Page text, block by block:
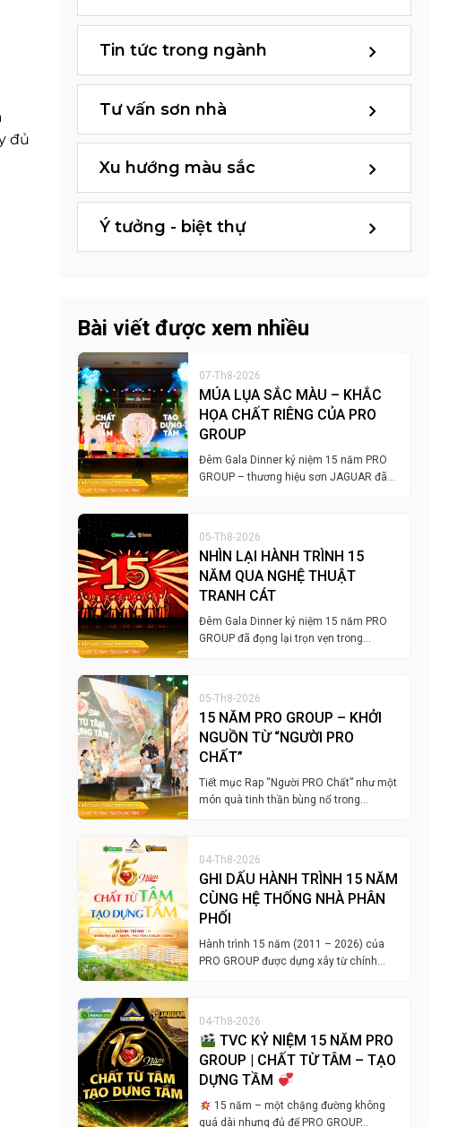
đủ
Tin tức trong ngành
Tư vấn sơn nhà
Xu hướng màu sắc
Ý tưởng - biệt thự
Bài viết được xem nhiều
07-Th8-2026
MÚA LỤA SẮC MÀU – KHẮC
HỌA CHẤT RIÊNG CỦA PRO
GROUP
Đêm Gala Dinner kỷ niệm 15 năm PRO
GROUP – thương hiệu sơn JAGUAR đã…
05-Th8-2026
NHÌN LẠI HÀNH TRÌNH 15
NĂM QUA NGHỆ THUẬT
TRANH CÁT
Đêm Gala Dinner kỷ niệm 15 năm PRO
GROUP đã đọng lại trọn vẹn trong…
05-Th8-2026
15 NĂM PRO GROUP – KHỞI
NGUỒN TỪ “NGƯỜI PRO
CHẤT”
Tiết mục Rap “Người PRO Chất” như một
món quà tinh thần bùng nổ trong…
04-Th8-2026
GHI DẤU HÀNH TRÌNH 15 NĂM
CÙNG HỆ THỐNG NHÀ PHÂN
PHỐI
Hành trình 15 năm (2011 – 2026) của
PRO GROUP được dựng xây từ chính…
04-Th8-2026
TVC KỶ NIỆM 15 NĂM PRO
GROUP | CHẤT TỪ TÂM – TẠO
DỰNG TẦM
15 năm – một chặng đường không
quá dài nhưng đủ để PRO GROUP…